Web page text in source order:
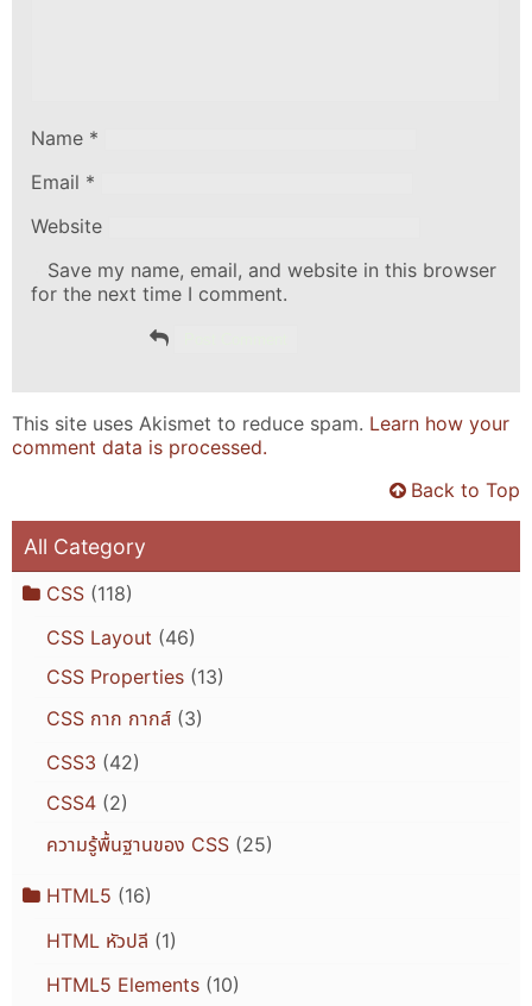
Name *
Email *
Website
Save my name, email, and website in this browser
for the next time I comment.
This site uses Akismet to reduce spam. Learn how your
comment data is processed.
Back to Top
All Category
CSS(118)
CSS Layout (46)
CSS Properties(13)
CSS กาก กากส์(3)
CSS3 (42)
CSS4(2)
ความรู้พื้นฐานของ CSS(25)
HTML5 (16)
HTML หัวปลี (1)
HTML5 Elements(10)